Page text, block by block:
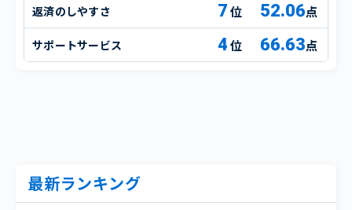
返済のしやすさ 7 52.06点
サポートサービス 4 66.63点
最新ランキング